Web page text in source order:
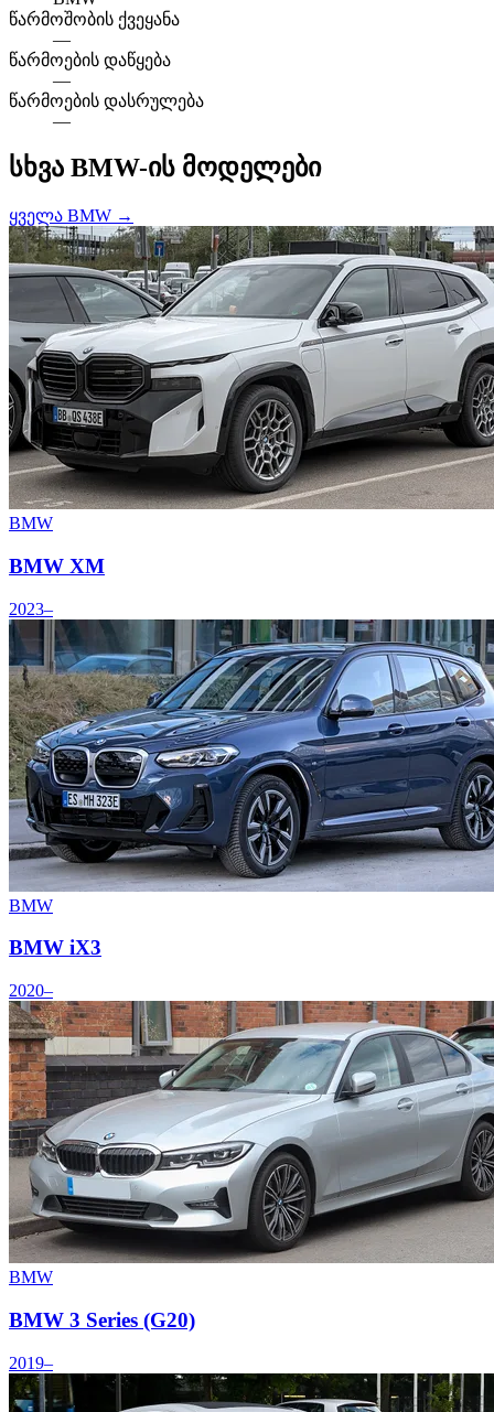
წარმოშობის ქვეყანა
—
წარმოების დაწყება
—
წარმოების დასრულება
—
სხვა BMW-ის მოდელები
ყველა BMW →
BMW
BMW XM
2023–
BMW
BMW iX3
2020–
BMW
BMW 3 Series (G20)
2019–